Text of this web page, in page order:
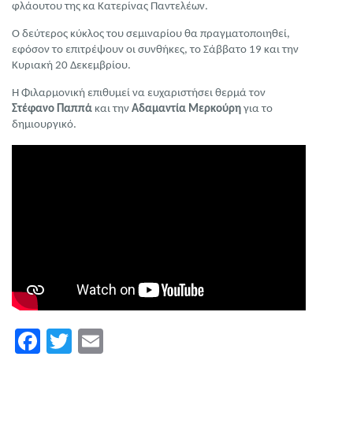
φλάουτου της κα Κατερίνας Παντελέων.
Ο δεύτερος κύκλος του σεμιναρίου θα πραγματοποιηθεί,
εφόσον το επιτρέψουν οι συνθήκες, το Σάββατο 19 και την
Κυριακή 20 Δεκεμβρίου.
Η Φιλαρμονική επιθυμεί να ευχαριστήσει θερμά τον
Στέφανο Παππά και την Αδαμαντία Μερκούρη για το
δημιουργικό.
Facebook
Twitter